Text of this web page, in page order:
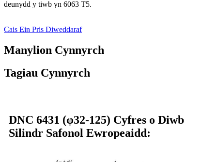
deunydd y tiwb yn 6063 T5.
Cais Ein Pris Diweddaraf
Manylion Cynnyrch
Tagiau Cynnyrch
DNC 6431 (φ32-125) Cyfres o Diwb
Silindr Safonol Ewropeaidd: